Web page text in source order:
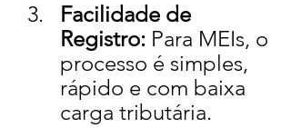
Facilidade de
Registro: Para MEIs, o
processo é simples,
rápido e com baixa
carga tributária.